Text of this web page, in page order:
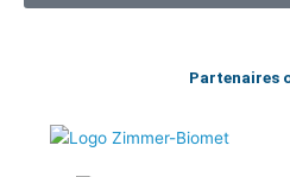
Partenaires